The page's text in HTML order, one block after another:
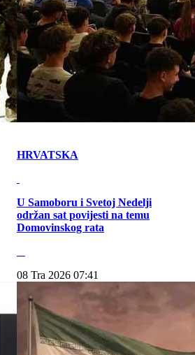
HRVATSKA
U Samoboru i Svetoj Nedelji
održan sat povijesti na temu
Domovinskog rata
08 Tra 2026 07:41